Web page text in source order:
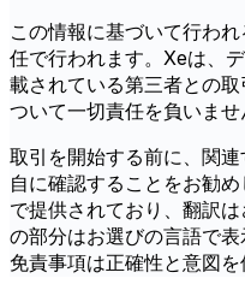
この情報に基づいて行わ
任で行われます。Xeは、
載されている第三者との
ついて一切責任を負いませ
取引を開始する前に、関
自に確認することをお勧
で提供されており、翻訳
の部分はお選びの言語で
免責事項は正確性と意図を